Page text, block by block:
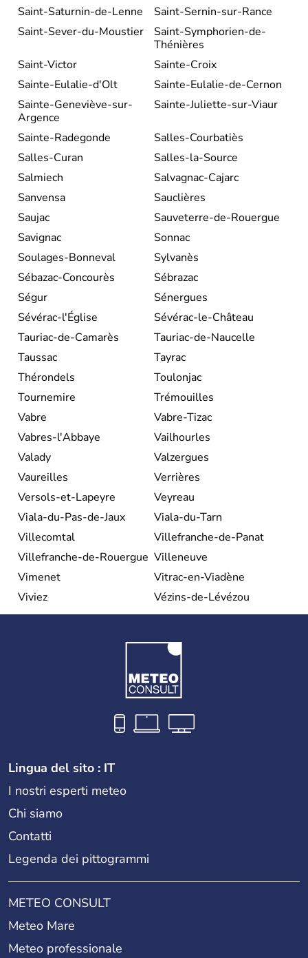
Saint-Saturnin-de-Lenne
Saint-Sernin-sur-Rance
Saint-Sever-du-Moustier
Saint-Symphorien-de-
Thénières
Saint-Victor
Sainte-Croix
Sainte-Eulalie-d'Olt
Sainte-Eulalie-de-Cernon
Sainte-Geneviève-sur-
Argence
Sainte-Juliette-sur-Viaur
Sainte-Radegonde
Salles-Courbatiès
Salles-Curan
Salles-la-Source
Salmiech
Salvagnac-Cajarc
Sanvensa
Sauclières
Saujac
Sauveterre-de-Rouergue
Savignac
Sonnac
Soulages-Bonneval
Sylvanès
Sébazac-Concourès
Sébrazac
Ségur
Sénergues
Sévérac-l'Église
Sévérac-le-Château
Tauriac-de-Camarès
Tauriac-de-Naucelle
Taussac
Tayrac
Thérondels
Toulonjac
Tournemire
Trémouilles
Vabre
Vabre-Tizac
Vabres-l'Abbaye
Vailhourles
Valady
Valzergues
Vaureilles
Verrières
Versols-et-Lapeyre
Veyreau
Viala-du-Pas-de-Jaux
Viala-du-Tarn
Villecomtal
Villefranche-de-Panat
Villefranche-de-Rouergue Villeneuve
Vimenet
Vitrac-en-Viadène
Viviez
Vézins-de-Lévézou
Lingua del sito : IT
I nostri esperti meteo
Chi siamo
Contatti
Legenda dei pittogrammi
METEO CONSULT
Meteo Mare
Meteo professionale